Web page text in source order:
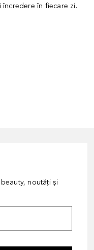
încredere în fiecare zi.
noutăți și